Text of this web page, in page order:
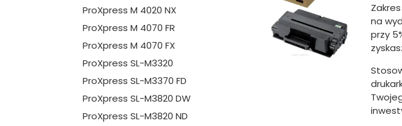
na
przy
ProXpress M 4020 NX
ProXpress M 4070 FR
ProXpress M 4070 FX
ProXpress SL-M3320
ProXpress SL-M3370 FD
ProXpress SL-M3820 DW
ProXpress SL-M3820 ND